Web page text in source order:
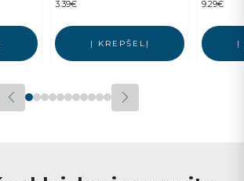
3.39€
Į KREPŠELĮ
9.29€
Į